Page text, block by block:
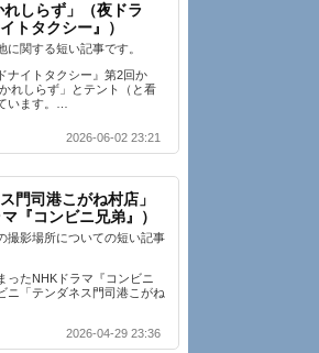
れしらず」（夜ドラ
トタクシー』）
に関する短い記事です。
ナイトタクシー』第2回か
れしらず」とテント（と看
います。…
2026-06-02 23:21
門司港こがね村店」
マ『コンビニ兄弟』）
撮影場所についての短い記事
ったNHKドラマ『コンビニ
ニ「テンダネス門司港こがね
2026-04-29 23:36